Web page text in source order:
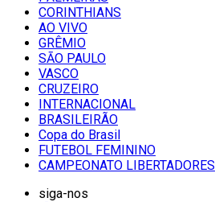
CORINTHIANS
AO VIVO
GRÊMIO
SĀO PAULO
VASCO
CRUZEIRO
INTERNACIONAL
BRASILEIRÃO
Copa do Brasil
FUTEBOL FEMININO
CAMPEONATO LIBERTADORES
siga-nos